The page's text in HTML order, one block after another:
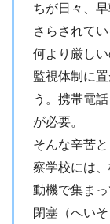
ちが日々、
さらされてい
何より厳し
監視体制に
う。携帯電
が必要。
そんな辛苦
察学校には
動機で集ま
閉塞（へい